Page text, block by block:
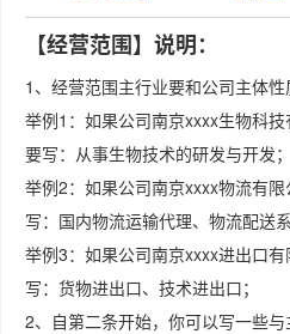
【经营范围】说明：
1、经营范围主行业要和公司主体性
举例1：如果公司南京xxxx生物科
要写：从事生物技术的研发与开发；
举例2：如果公司南京xxxx物流有
写：国内物流运输代理、物流配送
举例3：如果公司南京xxxx进出口
写：货物进出口、技术进出口；
2、自第二条开始，你可以写一些与